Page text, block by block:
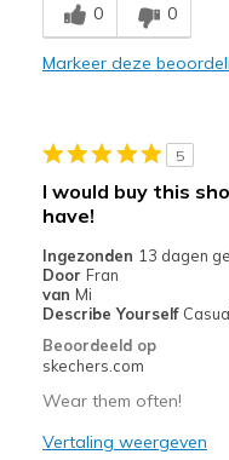
Width
Sizing
0 0
Markeer deze
5
I would buy this
have!
Ingezonden 13 dagen
Door Fran
van Mi
Describe Yourself
Beoordeeld op
skechers.com
Wear them often!
Vertaling weergeven